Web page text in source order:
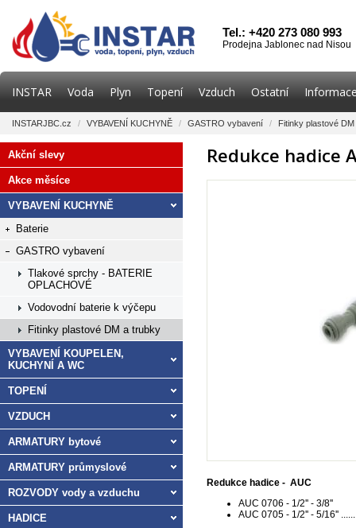
Tel.: +420 273 080 993
Prodejna Jablonec nad Nisou
INSTAR Voda Plyn Topení Vzduch Ostatní
INSTARJBC.cz / VYBAVENÍ KUCHYNĚ / GASTRO vybavení / Fitinky plastové
Redukce hadice
Redukce hadice - AUC
AUC 0706 - 1/2'' - 3/8''
AUC 0705 - 1/2'' - 5/16''
Akční slevy
Akce měsíce
VYBAVENÍ KUCHYNĚ
Baterie
GASTRO vybavení
Tlakové sprchy - BATERIE
OPLACHOVÉ
Vodovodní baterie k výčepu
Fitinky plastové DM a trubky
VYBAVENÍ KOUPELEN,
KUCHYNÍ A WC
TOPENÍ
VZDUCH
ARMATURY bytové
ARMATURY průmyslové
ROZVODY vody a vzduchu
HADICE